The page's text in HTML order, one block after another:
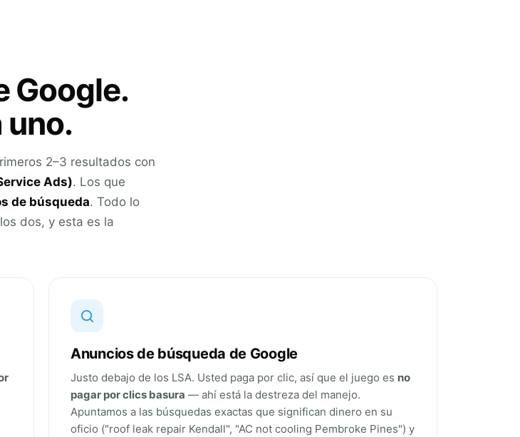
Google.
uno.
2–3 resultados con
Ads). Los que
de búsqueda. Todo lo
dos, y esta es la
Anuncios de búsqueda de Google
Justo debajo de los LSA. Usted paga por clic, así que el juego es no
pagar por clics basura — ahí está la destreza del manejo.
Apuntamos a las búsquedas exactas que significan dinero en su
oficio ("roof leak repair Kendall", "AC not cooling Pembroke Pines") y